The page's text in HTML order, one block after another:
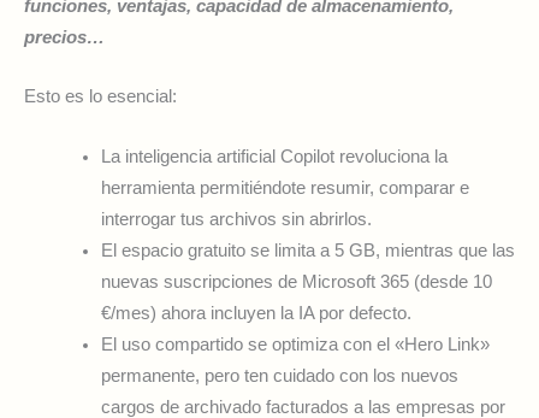
funciones, ventajas, capacidad de almacenamiento,
precios…
Esto es lo esencial:
La inteligencia artificial Copilot revoluciona la
herramienta permitiéndote resumir, comparar e
interrogar tus archivos sin abrirlos.
El espacio gratuito se limita a 5 GB, mientras que las
nuevas suscripciones de Microsoft 365 (desde 10
€/mes) ahora incluyen la IA por defecto.
El uso compartido se optimiza con el «Hero Link»
permanente, pero ten cuidado con los nuevos
cargos de archivado facturados a las empresas por